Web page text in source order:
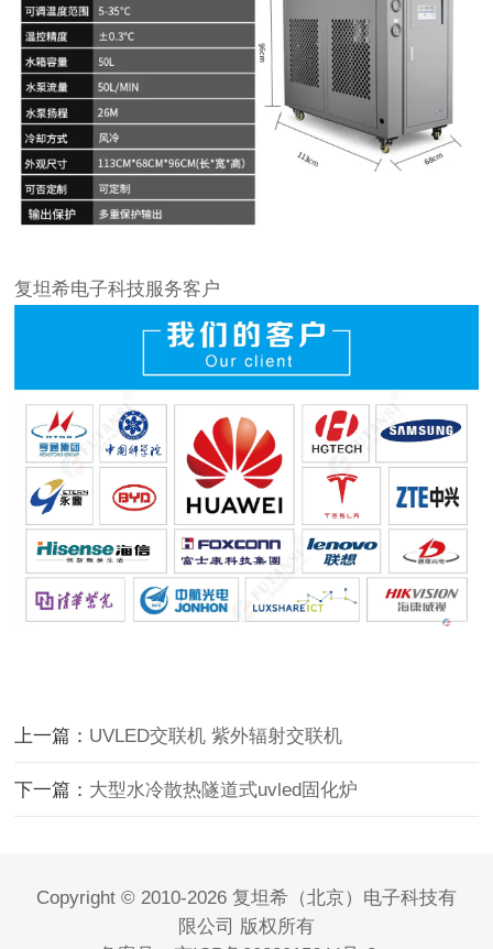
复坦希电子科技服务客户
上一篇： UVLED交联机 紫外辐射交联机
下一篇： 大型水冷散热隧道式uvled固化炉
Copyright © 2010-2026 复坦希（北京）电子科技有
限公司 版权所有